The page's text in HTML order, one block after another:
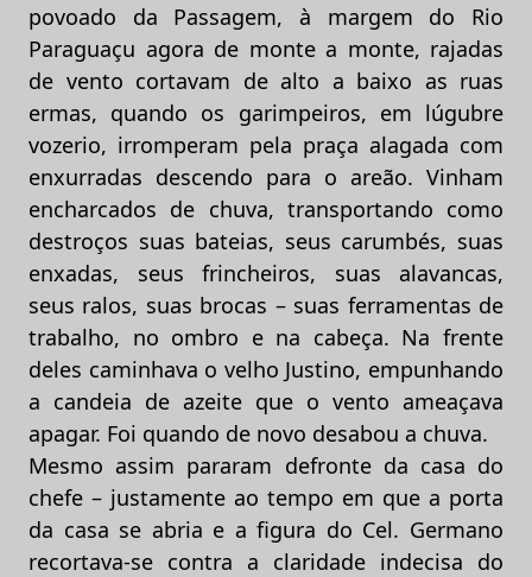
povoado da Passagem, à margem do Rio
Paraguaçu agora de monte a monte, rajadas
de vento cortavam de alto a baixo as ruas
ermas, quando os garimpeiros, em lúgubre
vozerio, irromperam pela praça alagada com
enxurradas descendo para o areão. Vinham
encharcados de chuva, transportando como
destroços suas bateias, seus carumbés, suas
enxadas, seus frincheiros, suas alavancas,
seus ralos, suas brocas – suas ferramentas de
trabalho, no ombro e na cabeça. Na frente
deles caminhava o velho Justino, empunhando
a candeia de azeite que o vento ameaçava
apagar. Foi quando de novo desabou a chuva.
Mesmo assim pararam defronte da casa do
chefe – justamente ao tempo em que a porta
da casa se abria e a figura do Cel. Germano
recortava-se contra a claridade indecisa do